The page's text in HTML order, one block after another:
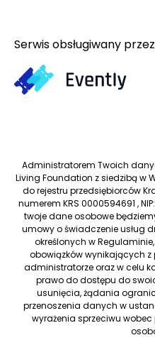
Serwis obsługiwany przez
Administratorem Twoich
Living Foundation z siedzibą w
do rejestru przedsiębiorców
numerem KRS 0000594691 ,
twoje dane osobowe
umowy o świadczenie usług
określonych w
obowiązków wynikających
administratorze oraz w celu
prawo do dostępu do
usunięcia, żądania
przenoszenia danych w
wyrażenia sprzeciwu